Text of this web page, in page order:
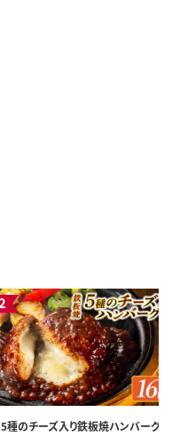
5種のチーズ入り鉄板焼ハンバーグ